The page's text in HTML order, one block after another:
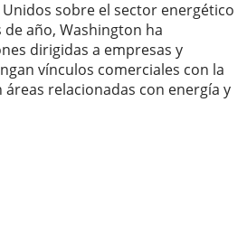
sobre el sector energético
año, Washington ha
dirigidas a empresas y
vínculos comerciales con la
áreas relacionadas con energía y